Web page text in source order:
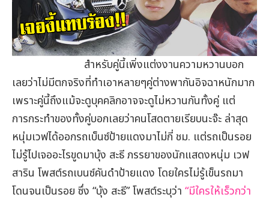
สำหรับคู่นี้เพิ่งแต่งงานความหวานบอก
เลยว่าไม่มีตกจริงที่ทำเอาหลายๆคู่ต่างพากันอิจฉาหนักมาก
เพราะคู่นี้ถึงแม้จะดูบุคคลิกอาจจะดูไม่หวานกันทั้งคู่ แต่
การกระทำของทั้งคู่บอกเลยว่าคนโสดตายเรียบนะจ๊ะ ล่าสุด
หนุ่มเวฟได้ออกรถเบ็นซ์ป้ายแดงมาไม่กี่ ชม. แต่รถเป็นรอย
ไม่รู้ไปเจออะไรขูดมาบุ้ง สะธี ภรรยาของนักแสดงหนุ่ม เวฟ
สาริน โพสต์รถเบนซ์คันดำป้ายแดง โดยใครไม่รู้เข็นรถมา
โดนจนเป็นรอย ซึ่ง “บุ้ง สะธี” โพสต์ระบุว่า “มีใครให้เร็วกว่า